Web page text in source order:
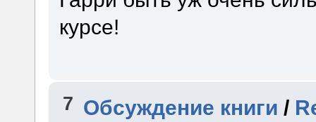
курсе!
7 Обсуждение книги /